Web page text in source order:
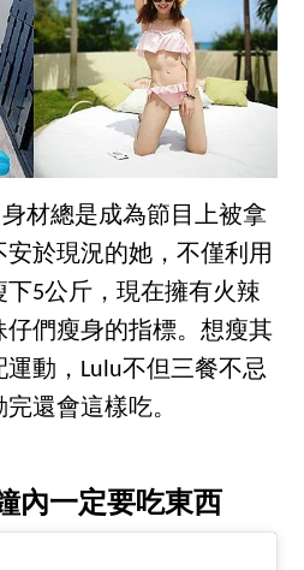
材總是成為節目上被拿
於現況的她，不僅利用
5公斤，現在擁有火辣
們瘦身的指標。想瘦其
動，Lulu不但三餐不忌
還會這樣吃。
內一定要吃東西